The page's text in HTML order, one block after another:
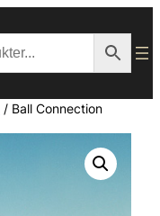
/ Ball Connection